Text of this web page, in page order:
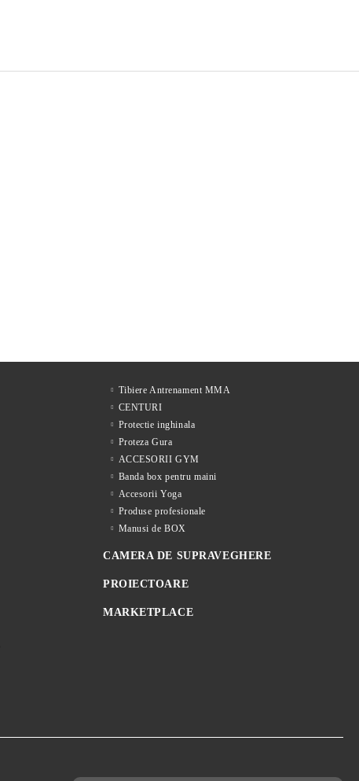
Tibiere Antrenament MMA
CENTURI
Protectie inghinala
Proteza Gura
ACCESORII GYM
Banda box pentru maini
Accesorii Yoga
Produse profesionale
Manusi de BOX
CAMERA DE SUPRAVEGHERE
PROIECTOARE
MARKETPLACE